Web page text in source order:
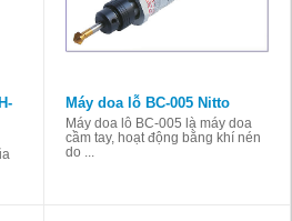
Máy doa lỗ BC-005 Nitto
Máy doa lỗ BC-005 là máy doa
cầm tay, hoạt động bằng khí nén
do ...